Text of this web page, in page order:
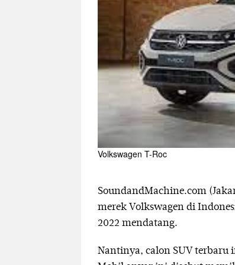
Volkswagen T-Roc
SoundandMachine.com
merek Volkswagen di
2022 mendatang.
Nantinya, calon SUV terbaru